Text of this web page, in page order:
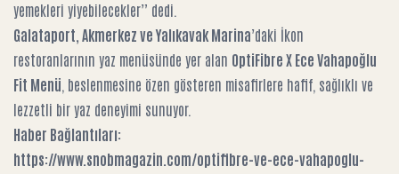
yemekleri yiyebilecekler” dedi.
Galataport, Akmerkez ve Yalıkavak Marina’daki İkon
restoranlarının yaz menüsünde yer alan OptiFibre X Ece Vahapoğlu
Fit Menü , beslenmesine özen gösteren misafirlere hafif, sağlıklı ve
lezzetli bir yaz deneyimi sunuyor.
Haber Bağlantıları:
https://www.snobmagazin.com/optifibre-ve-ece-vahapoglu-